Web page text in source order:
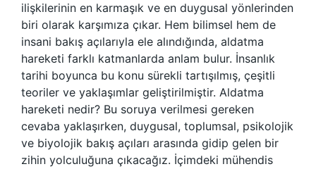
ilişkilerinin en karmaşık ve en duygusal yönlerinden
biri olarak karşımıza çıkar. Hem bilimsel hem de
insani bakış açılarıyla ele alındığında, aldatma
hareketi farklı katmanlarda anlam bulur. İnsanlık
tarihi boyunca bu konu sürekli tartışılmış, çeşitli
teoriler ve yaklaşımlar geliştirilmiştir. Aldatma
hareketi nedir? Bu soruya verilmesi gereken
cevaba yaklaşırken, duygusal, toplumsal, psikolojik
ve biyolojik bakış açıları arasında gidip gelen bir
zihin yolculuğuna çıkacağız. İçimdeki mühendis